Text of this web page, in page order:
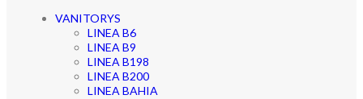
VANITORYS
LINEA B6
LINEA B9
LINEA B198
LINEA B200
LINEA BAHIA